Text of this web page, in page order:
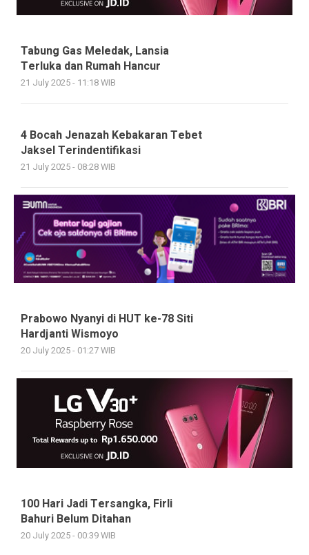
Tabung Gas Meledak, Lansia
Terluka dan Rumah Hancur
21 July 2025 - 11:18 WIB
4 Bocah Jenazah Kebakaran Tebet
Jaksel Terindentifikasi
21 July 2025 - 08:28 WIB
Prabowo Nyanyi di HUT ke-78 Siti
Hardjanti Wismoyo
20 July 2025 - 01:27 WIB
100 Hari Jadi Tersangka, Firli
Bahuri Belum Ditahan
20 July 2025 - 00:39 WIB